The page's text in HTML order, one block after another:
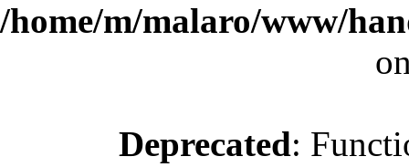
/home/m/malaro/www/
Deprecated: